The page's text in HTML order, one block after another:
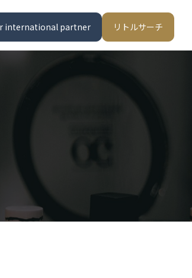
international partner リトルサーチ